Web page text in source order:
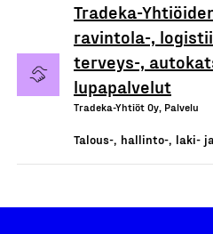
Tradeka-
ravintola-,
terveys-,
lupapalvelut
Tradeka-Yhtiöt Oy, Palvelu
Talous-, hallinto-, laki-